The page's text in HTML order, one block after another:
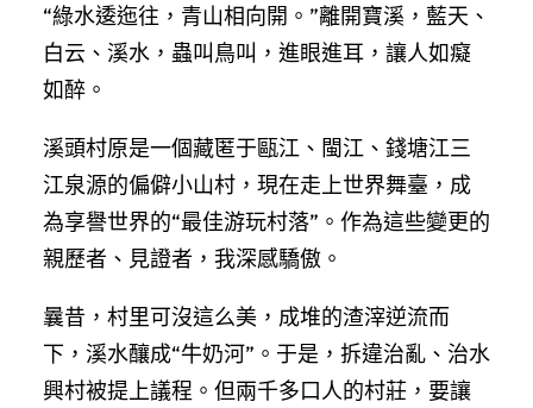
“綠水逶迤往，青山相向開。”離開寶溪，藍天、
白云、溪水，蟲叫鳥叫，進眼進耳，讓人如癡
如醉。
溪頭村原是一個藏匿于甌江、閩江、錢塘江三
江泉源的偏僻小山村，現在走上世界舞臺，成
為享譽世界的“最佳游玩村落”。作為這些變更的
親歷者、見證者，我深感驕傲。
曩昔，村里可沒這么美，成堆的渣滓逆流而
下，溪水釀成“牛奶河”。于是，拆違治亂、治水
興村被提上議程。但兩千多口人的村莊，要讓